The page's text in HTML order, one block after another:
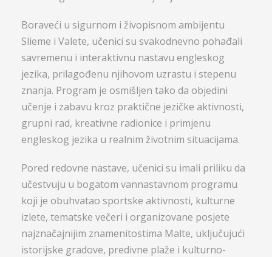
Boraveći u sigurnom i živopisnom ambijentu
Slieme i Valete, učenici su svakodnevno pohađali
savremenu i interaktivnu nastavu engleskog
jezika, prilagođenu njihovom uzrastu i stepenu
znanja. Program je osmišljen tako da objedini
učenje i zabavu kroz praktične jezičke aktivnosti,
grupni rad, kreativne radionice i primjenu
engleskog jezika u realnim životnim situacijama.
Pored redovne nastave, učenici su imali priliku da
učestvuju u bogatom vannastavnom programu
koji je obuhvatao sportske aktivnosti, kulturne
izlete, tematske večeri i organizovane posjete
najznačajnijim znamenitostima Malte, uključujući
istorijske gradove, predivne plaže i kulturno-